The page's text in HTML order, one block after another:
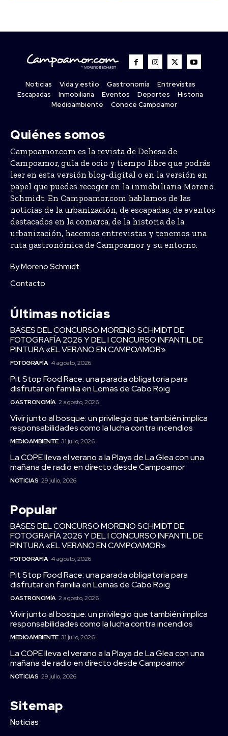
Noticias Vida y estilo Gastronomía
Entrevistas
Escapadas
Inmobiliaria Eventos Deportes
Historia
Medioambiente
Conoce Campoamor
Quiénes somos
Campoamor.com es la revista de Dehesa de
Campoamor, guía de ocio y tiempo libre que podrás
leer en esta versión blog-digital o en la versión en
papel que puedes recoger en la inmobiliaria Moreno
Schmidt. En Campoamor.com hablamos de las
noticias de la urbanización, de escapadas, de eventos
destacados en la comarca, de la historia de la
urbanización, hacemos entrevistas y tenemos una
ruta gastronómica de Campoamor y su entorno.
By Moreno Schmidt
Contacto
Últimas noticias
BASES DEL CONCURSO MORENO SCHMIDT DE
FOTOGRAFÍA 2026 Y DEL I CONCURSO INFANTIL DE
PINTURA «EL VERANO EN CAMPOAMOR»
FOTOGRAFÍA 4 agosto, 2026
Pit Stop Food Race: una parada obligatoria para
disfrutar en familia en Lomas de Cabo Roig
GASTRONOMÍA 2 agosto, 2026
Vivir junto al bosque: un privilegio que también implica
responsabilidades como la lucha contra incendios
MEDIOAMBIENTE 31 julio, 2026
La COPE lleva el verano a la Playa de La Glea con una
mañana de radio en directo desde Campoamor
NOTICIAS 29 julio, 2026
Popular
BASES DEL CONCURSO MORENO SCHMIDT DE
FOTOGRAFÍA 2026 Y DEL I CONCURSO INFANTIL DE
PINTURA «EL VERANO EN CAMPOAMOR»
FOTOGRAFÍA 4 agosto, 2026
Pit Stop Food Race: una parada obligatoria para
disfrutar en familia en Lomas de Cabo Roig
GASTRONOMÍA 2 agosto, 2026
Vivir junto al bosque: un privilegio que también implica
responsabilidades como la lucha contra incendios
MEDIOAMBIENTE 31 julio, 2026
La COPE lleva el verano a la Playa de La Glea con una
mañana de radio en directo desde Campoamor
NOTICIAS 29 julio, 2026
Sitemap
Noticias